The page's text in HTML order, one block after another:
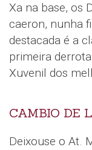
Xa na base, os
caeron, nunha
destacada é a
primeira
Xuvenil dos
CAMBIO DE
Deixouse o At.